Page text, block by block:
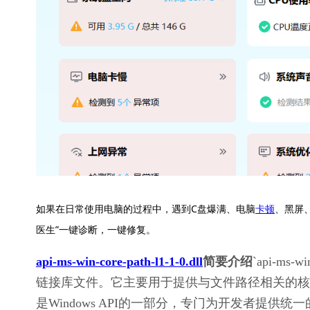
如果在日常使用电脑的过程中，遇到C盘爆满、电脑卡顿、黑屏
医生”一键诊断，一键修复。
api-ms-win-core-path-l1-1-0.dll简要介绍`api-ms-
链接库文件。它主要用于提供与文件路径相关的
是Windows API的一部分，专门为开发者提供统